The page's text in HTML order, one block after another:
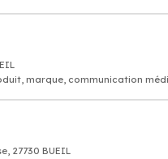
marque, communication
27730 BUEIL